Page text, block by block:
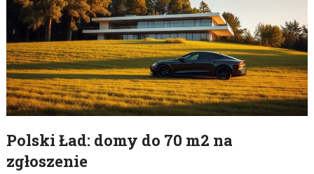
Polski Ład: domy do 70 m2 na
zgłoszenie